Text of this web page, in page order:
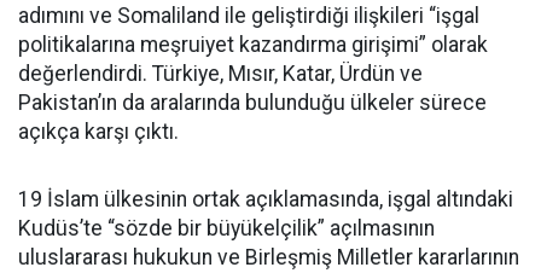
adımını ve Somaliland ile geliştirdiği ilişkileri “işgal
politikalarına meşruiyet kazandırma girişimi” olarak
değerlendirdi. Türkiye, Mısır, Katar, Ürdün ve
Pakistan’ın da aralarında bulunduğu ülkeler sürece
açıkça karşı çıktı.
19 İslam ülkesinin ortak açıklamasında, işgal altındaki
Kudüs’te “sözde bir büyükelçilik” açılmasının
uluslararası hukukun ve Birleşmiş Milletler kararlarının